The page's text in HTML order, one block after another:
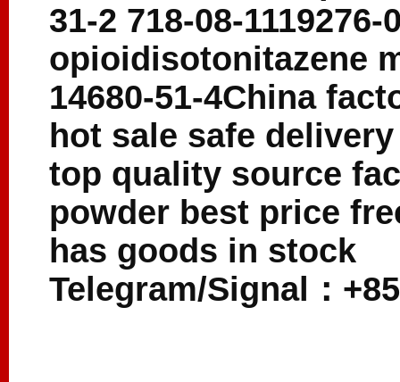
31-2 718-08-
opioidisotonitazene
14680-51-4China
hot sale safe
top quality source
powder best price
has goods in stock
Telegram/Signal：